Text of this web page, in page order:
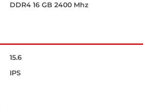
DDR4 16 GB 2400 Mhz
15.6
IPS